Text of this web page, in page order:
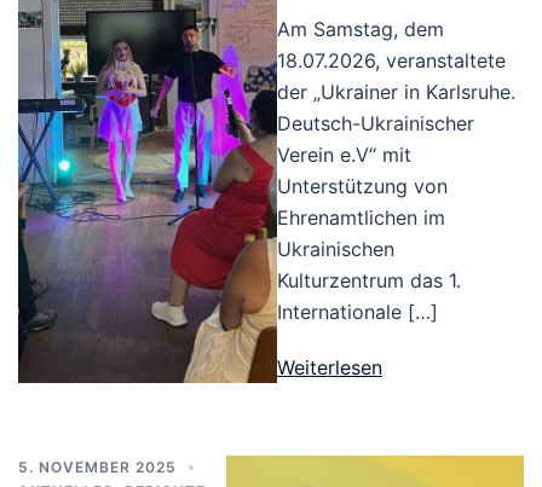
Am Samstag, dem
18.07.2026, veranstaltete
der „Ukrainer in Karlsruhe.
Deutsch-Ukrainischer
Verein e.V“ mit
Unterstützung von
Ehrenamtlichen im
Ukrainischen
Kulturzentrum das 1.
Internationale […]
Weiterlesen
5. NOVEMBER 2025